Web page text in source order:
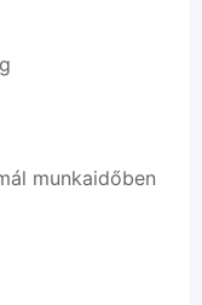
munkaidőben